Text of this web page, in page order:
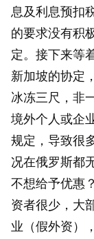
息及利息预扣
的要求没有积
定。接下来等
新加坡的协定
冰冻三尺，非
境外个人或企
规定，导致很
况在俄罗斯都
不想给予优惠
资者很少，大
业（假外资）